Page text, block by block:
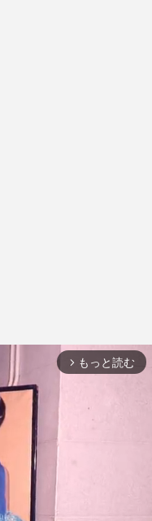
arrow_forward_ios もっと読む